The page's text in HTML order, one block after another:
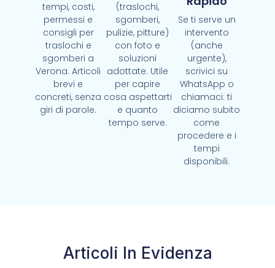
tempi, costi,
permessi e
consigli per
traslochi e
sgomberi a
Verona. Articoli
brevi e
concreti, senza
giri di parole.
(traslochi,
sgomberi,
pulizie, pitture)
con foto e
soluzioni
adottate. Utile
per capire
cosa aspettarti
e quanto
tempo serve.
Se ti serve un
intervento
(anche
urgente),
scrivici su
WhatsApp o
chiamaci: ti
diciamo subito
come
procedere e i
tempi
disponibili.
Articoli In Evidenza